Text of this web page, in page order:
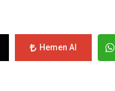
Hemen Al